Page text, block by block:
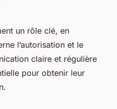
un rôle clé, en
l’autorisation et le
claire et régulière
pour obtenir leur